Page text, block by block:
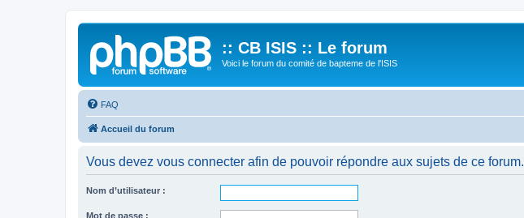
:: CB ISIS :: Le forum
Voici le forum du comité de bapteme de l'ISIS
FAQ
Accueil du forum
Vous devez vous connecter afin de pouvoir répondre aux sujets de ce forum.
Nom d’utilisateur :
Mot de passe :